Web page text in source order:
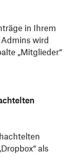
in Ihrem
wird
„Mitglieder“
als